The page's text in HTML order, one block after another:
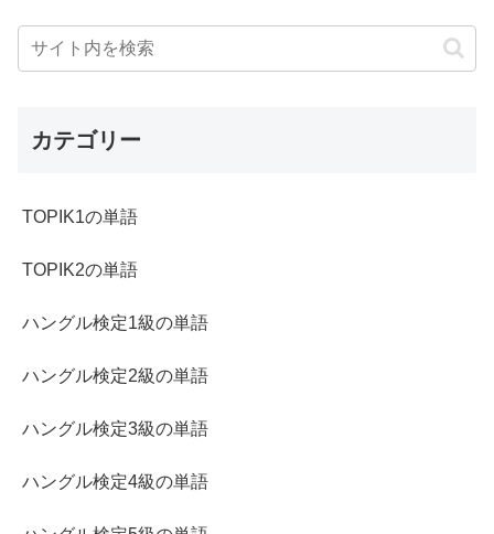
カテゴリー
TOPIK1の単語
TOPIK2の単語
ハングル検定1級の単語
ハングル検定2級の単語
ハングル検定3級の単語
ハングル検定4級の単語